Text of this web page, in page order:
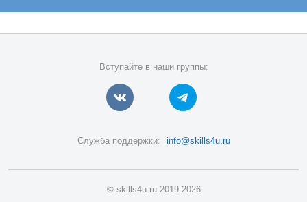
Вступайте в наши группы:
Служба поддержки: info@skills4u.ru
© skills4u.ru 2019-2026